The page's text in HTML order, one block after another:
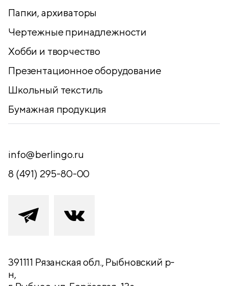
Папки, архиваторы
Чертежные принадлежности
Хобби и творчество
Презентационное оборудование
Школьный текстиль
Бумажная продукция
info@berlingo.ru
8 (491) 295-80-00
391111 Рязанская обл., Рыбновский р-
н,